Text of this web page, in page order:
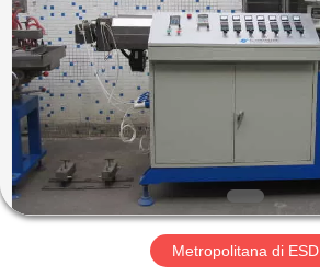
PRODOTTI
CIRCA
NOI
GIRO
Metropolitana di ESD